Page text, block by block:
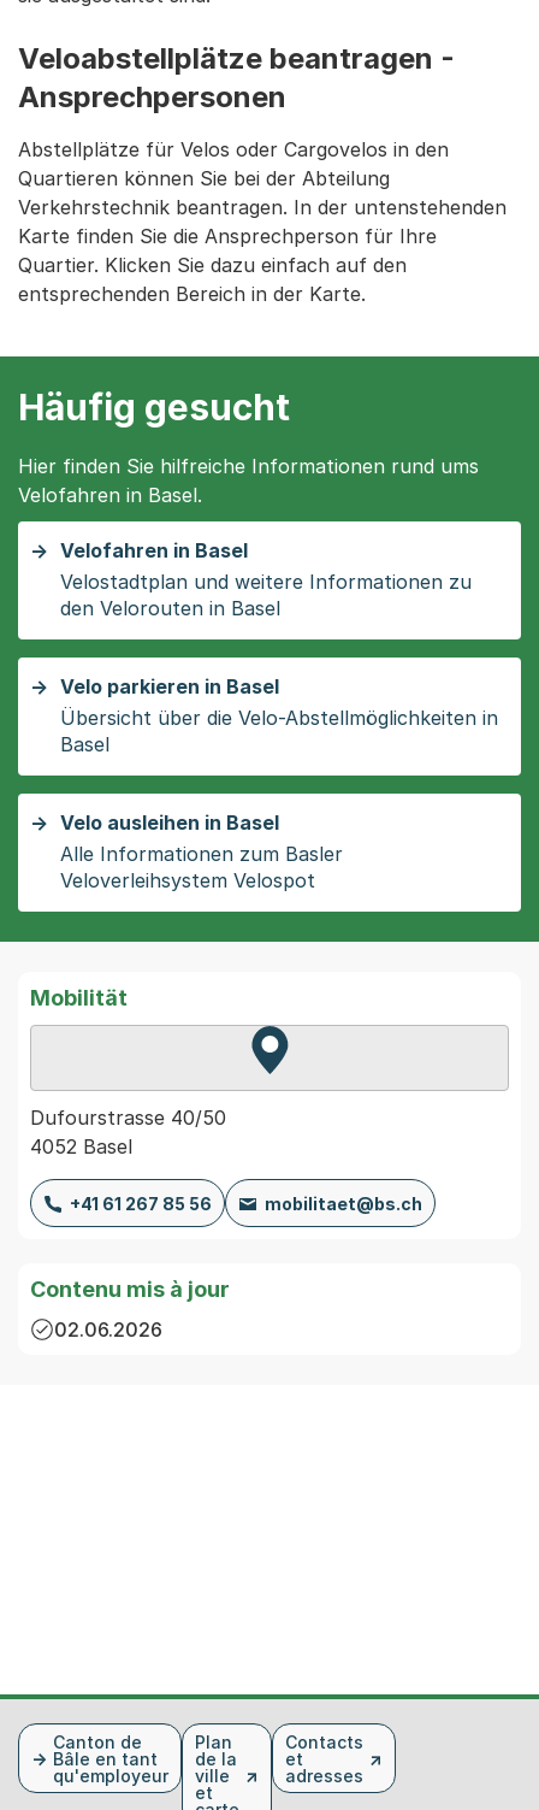
Veloabstellplätze beantragen -
Ansprechpersonen
Abstellplätze für Velos oder Cargovelos in den
Quartieren können Sie bei der Abteilung
Verkehrstechnik beantragen. In der untenstehenden
Karte finden Sie die Ansprechperson für Ihre
Quartier. Klicken Sie dazu einfach auf den
entsprechenden Bereich in der Karte.
Häufig gesucht
Hier finden Sie hilfreiche Informationen rund ums
Velofahren in Basel.
Velofahren in Basel
Velostadtplan und weitere Informationen zu
den Velorouten in Basel
Velo parkieren in Basel
Übersicht über die Velo-Abstellmöglichkeiten in
Basel
Velo ausleihen in Basel
Alle Informationen zum Basler
Veloverleihsystem Velospot
Mobilität
Zur Karte von MapBS.
Externer Link, wird in einem
Dufourstrasse 40/50
4052 Basel
+41 61 267 85 56 mobilitaet@bs.ch
Contenu mis à jour
02.06.2026
FusszeileCanton de
Bâle en tant
qu'employeur
Plan
de la
ville
et
Contacts
et
adresses